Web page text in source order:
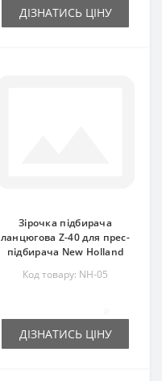
ДІЗНАТИСЬ ЦІНУ
Зірочка підбирача
ланцюгова Z-40 для прес-
підбирача New Holland
Код товару: NH-05
ДІЗНАТИСЬ ЦІНУ